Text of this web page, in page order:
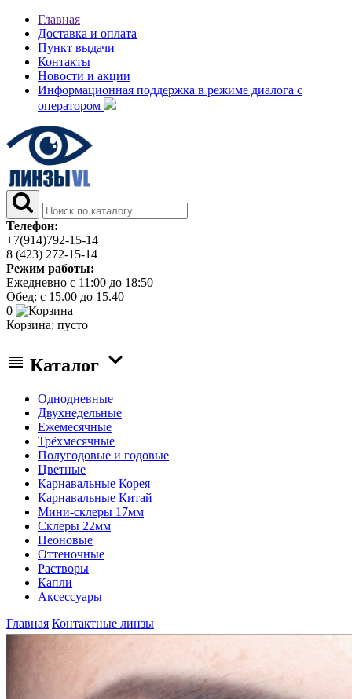
Главная
Доставка и оплата
Пункт выдачи
Контакты
Новости и акции
Информационная поддержка в режиме диалога с
оператором
Телефон:
+7(914)792-15-14
8 (423) 272-15-14
Режим работы:
Ежедневно с 11:00 до 18:50
Обед: с 15.00 до 15.40
0
Корзина: пусто
Каталог
Однодневные
Двухнедельные
Ежемесячные
Трёхмесячные
Полугодовые и годовые
Цветные
Карнавальные Корея
Карнавальные Китай
Мини-склеры 17мм
Склеры 22мм
Неоновые
Оттеночные
Растворы
Капли
Аксессуары
Главная Контактные линзы